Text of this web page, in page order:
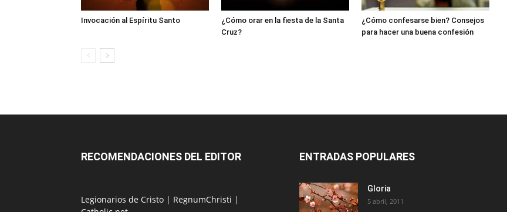
Invocación al Espíritu Santo
¿Cómo orar en la fiesta de la Santa
Cruz?
¿Cómo confesarse bien? Consejos
para hacer una buena confesión
RECOMENDACIONES DEL EDITOR
Legionarios de Cristo | RegnumChristi |
ENTRADAS POPULARES
Gloria
5 abril, 2011